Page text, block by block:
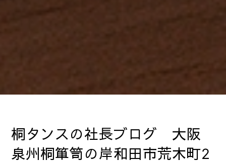
桐タンスの社長ブログ 大阪
泉州桐箪笥の岸和田市荒木町2